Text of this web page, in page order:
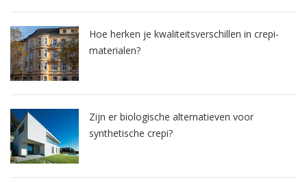
Hoe herken je kwaliteitsverschillen in crepi-
materialen?
Zijn er biologische alternatieven voor
synthetische crepi?